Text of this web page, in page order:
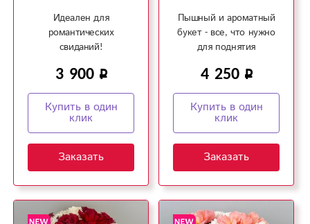
Идеален для
романтических
свиданий!
3 900
Купить в один
клик
Заказать
Пышный и ароматный
букет - все, что нужно
для поднятия
4 250
Купить в один
клик
Заказать